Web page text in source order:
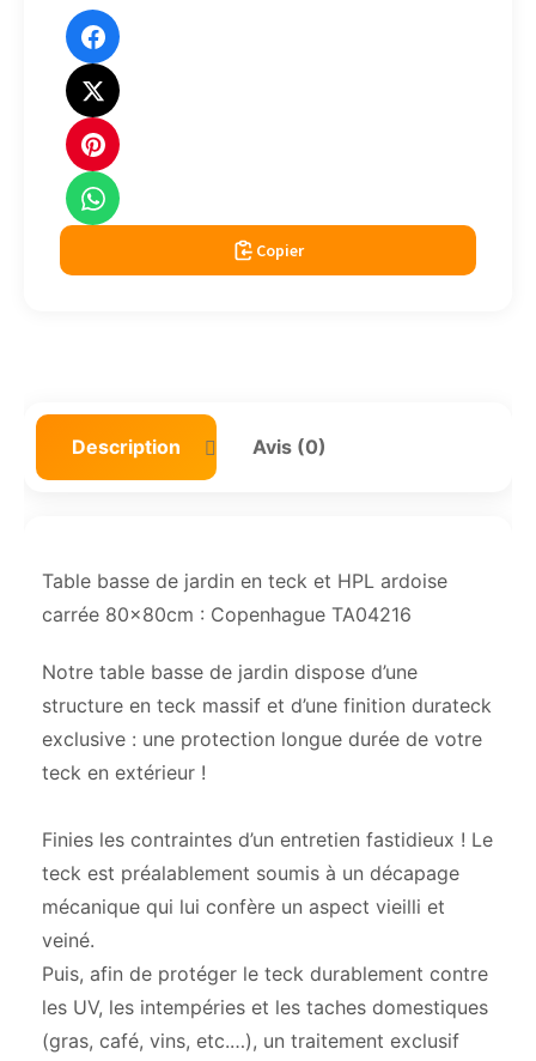
Copier
Description Avis (0)
Table basse de jardin en teck et HPL ardoise
carrée 80x80cm : Copenhague TA04216
Notre table basse de jardin dispose d’une
structure en teck massif et d’une finition durateck
exclusive : une protection longue durée de votre
teck en extérieur !
Finies les contraintes d’un entretien fastidieux ! Le
teck est préalablement soumis à un décapage
mécanique qui lui confère un aspect vieilli et
veiné.
Puis, afin de protéger le teck durablement contre
les UV, les intempéries et les taches domestiques
(gras, café, vins, etc.…), un traitement exclusif